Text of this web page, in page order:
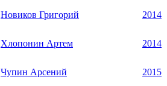
Новиков Григорий 2014
Хлопонин Артем 2014
Чупин Арсений 2015